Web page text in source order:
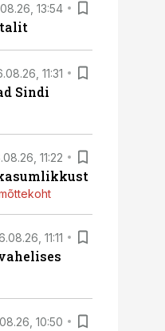
13:54
11:31
Sindi
11:22
11:11
10:50